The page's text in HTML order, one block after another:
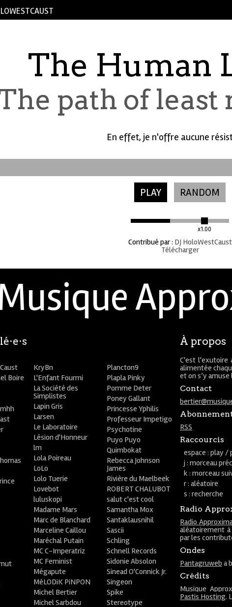
The Human
path of least
En effet, je n'offre aucune
PLAY RANDOM
x1.00
Contribué par: DJ HoloWestCaust
Télécharger
À propos
C'est l'exutoire
alimentée
et on s’y
Contact
RSS
Raccourcis
espace : play /
j : morceau
k : morceau
r : aléatoire
s : recherche
Radio
Radio
aléatoirement
par les
Ondes
Pantagruweb a
Crédits
Musique
Pastis Hosting.
Boire
KryBn
L'Enfant Fourmi
La Société des
Simplistes
Lapin Gris
Larsen
Le Laboratoire
Lésion d'Honneur
lm
Lola Poireau
LoLo
Lolo Tuerie
Lovebot
luluskopi
Madame Mars
Marc de Blanchard
Marceline Caillou
Maréchal Putain
MC C-Imperatriz
MC Feminist
Mégapute
MéLODiK PiNPON
Michel Bertier
Michel Sarbdou
Plancton9
Plapla Pinky
Pomme Deter
Poney Gallant
Princesse Yphilis
Professeur Impetigo
Psychotine
Puyo Puyo
Quimbokat
Rebecca Johnson
James
Rivière du Maelbeek
ROBERT CHALUBOT
salut c'est cool
Samantha Mox
Santaklausnihil
Sascii
Schling
Schnell Records
Sidonie Absolon
Sinead O'Connick Jr.
Singeon
Spike
Stereotype